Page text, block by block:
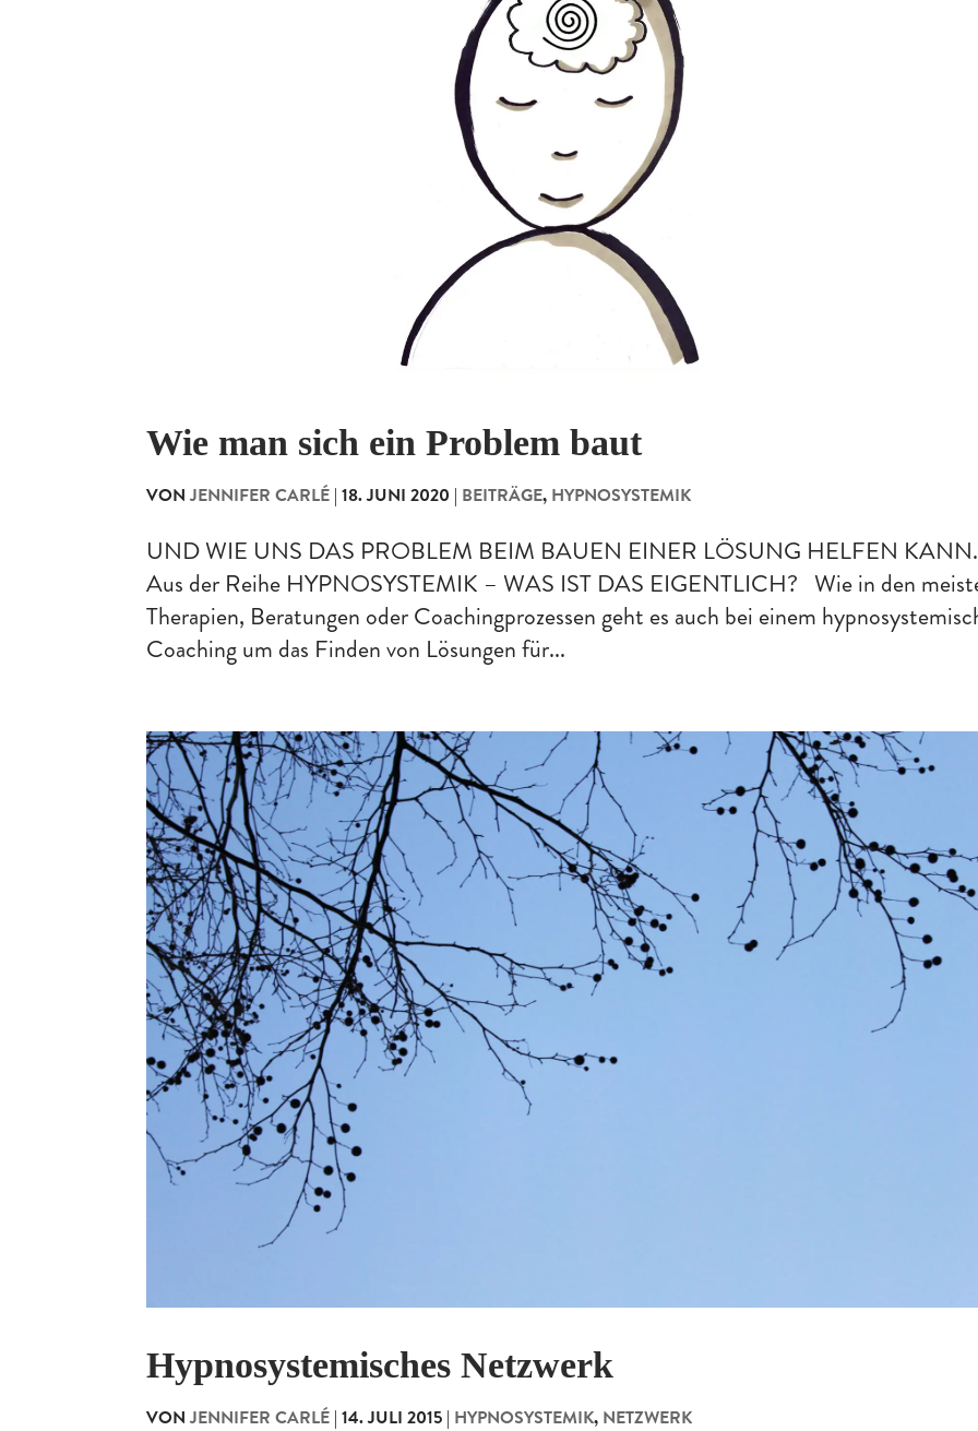
Wie man sich ein Problem baut
VONJENNIFER CARLÉ |18. JUNI 2020 | BEITRÄGE, HYPNOSYSTEMIK
UND WIE UNS DAS PROBLEM BEIM BAUEN EINER LÖSUNG HELFEN KANN.
Aus der Reihe HYPNOSYSTEMIK – WAS IST DAS EIGENTLICH? Wie in den
Therapien, Beratungen oder Coachingprozessen geht es auch bei einem
Coaching um das Finden von Lösungen für...
Hypnosystemisches Netzwerk
VONJENNIFER CARLÉ |14. JULI 2015 | HYPNOSYSTEMIK, NETZWERK